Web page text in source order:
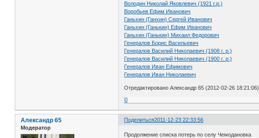
Володин Николай Яковлевич (1921 г.р.)
Воробьев Ефим Иванович
Ганьхин (Ганхин) Сергей Иванович
Ганьхин (Ганькин) Ефим Иванович
Ганьхин (Ганькин) Михаил Федорович
Генералов Борис Васильевич
Генералов Василий Николаевич (1908 г. р.)
Генералов Василий Николаевич (1900 г. р.)
Генералов Иван Ефимович
Генералов Иван Николаевич
Отредактировано Александр 65 (2012-02-26 18:21:06)
0
Поделиться2011-12-23 22:33:56
Александр 65
Модератор
Продолжение списка потерь по селу Чемодановка